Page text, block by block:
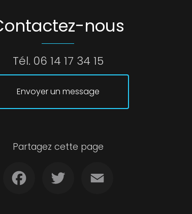
nous
Tél. 06 14 17 34 15
Envoyer un message
Partagez cette page